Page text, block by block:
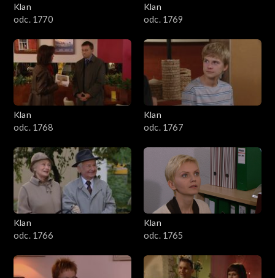
Klan
odc. 1770
Klan
odc. 1769
Klan
odc. 1768
Klan
odc. 1767
Klan
odc. 1766
Klan
odc. 1765